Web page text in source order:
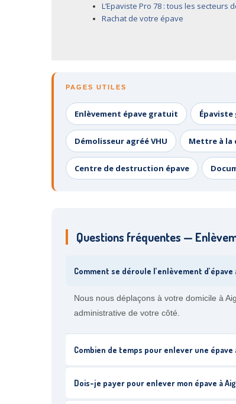
L’Epaviste Pro 78 : tous les secteurs
Rachat de votre épave
PAGES UTILES
Enlèvement épave gratuit
Démolisseur agréé VHU Mettre à la
Centre de destruction épave
Questions fréquentes —
Comment se déroule l’enlèvement d’épave
Nous nous déplaçons à votre domicile à
administrative de votre côté.
Combien de temps pour enlever une épave
Dois-je payer pour enlever mon épave à